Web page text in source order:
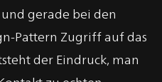
gerade bei den
Pattern Zugriff auf das
der Eindruck, man